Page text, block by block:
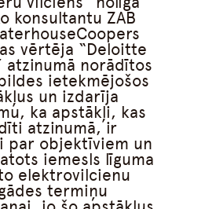
konsultantu ZAB
vērtēja “Deloitte
atzinumā norādītos
ietekmējošos
un izdarīja
ka apstākļi, kas
atzinumā, ir
par objektīviem un
iemesls līguma
elektrovilcienu
termiņu